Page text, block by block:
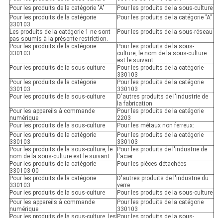
Pour les produits de la catégorie "A"
Pour les produits de la sous-culture
Pour les produits de la catégorie
330103
Pour les produits de la catégorie "A"
Les produits de la catégorie 1 ne sont
pas soumis à la présente restriction.
Pour les produits de la sous-réseau
Pour les produits de la catégorie
330103
Pour les produits de la sous-
culture, le nom de la sous-culture
est le suivant:
Pour les produits de la sous-culture
Pour les produits de la catégorie
330103
Pour les produits de la catégorie
330103
Pour les produits de la catégorie
330103
Pour les produits de la sous-culture
D'autres produits de l'industrie de
la fabrication
Pour les appareils à commande
numérique
Pour les produits de la catégorie
2203
Pour les produits de la sous-culture
Pour les métaux non ferreux:
Pour les produits de la catégorie
330103
Pour les produits de la catégorie
330103
Pour les produits de la sous-culture, le
nom de la sous-culture est le suivant:
Pour les produits de l'industrie de
l'acier
Pour les produits de la catégorie
330103-00
Pour les pièces détachées
Pour les produits de la catégorie
330103
D'autres produits de l'industrie du
verre
Pour les produits de la sous-culture
Pour les produits de la sous-culture
Pour les appareils à commande
numérique
Pour les produits de la catégorie
330103